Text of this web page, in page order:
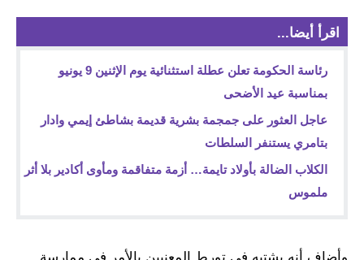
اقرأ أيضا...
رئاسة الحكومة تعلن عطلة استثنائية يوم الإثنين 9 يونيو
بمناسبة عيد الأضحى
عاجل العثور على جمجمة بشرية قديمة بشاطئ إيمي وادار
بتامري يستنفر السلطات
الكلاب الضالة بأولاد تايمة… أزمة متفاقمة ومأوى أكادير بلا أثر
ملموس